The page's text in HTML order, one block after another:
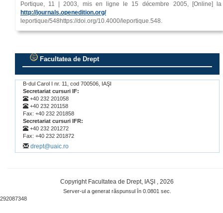
Portique, 11 | 2003, mis en ligne le 15 décembre 2005, [Online] la
http://journals.openedition.org/
leportique/548https://doi.org/10.4000/leportique.548.
Facultatea de Drept
B-dul Carol I nr. 11, cod 700506, IAŞI
Secretariat cursuri IF:
+40 232 201058
+40 232 201158
Fax: +40 232 201858
Secretariat cursuri IFR:
+40 232 201272
Fax: +40 232 201872
drept@uaic.ro
Copyright Facultatea de Drept, IAŞI , 2026
Server-ul a generat răspunsul în 0.0801 sec.
292087348